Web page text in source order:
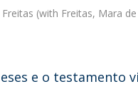
(with Freitas, Mara
e o testamento